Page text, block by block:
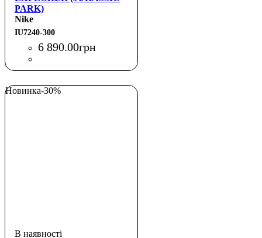
PARK)
Nike
IU7240-300
6 890.00грн
Новинка-30%